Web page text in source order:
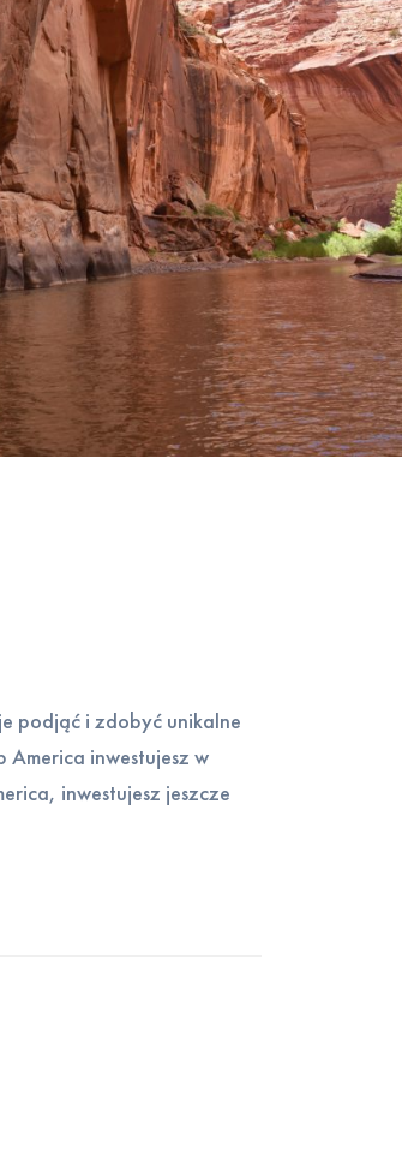
podjąć i zdobyć unikalne
inwestujesz w
inwestujesz jeszcze